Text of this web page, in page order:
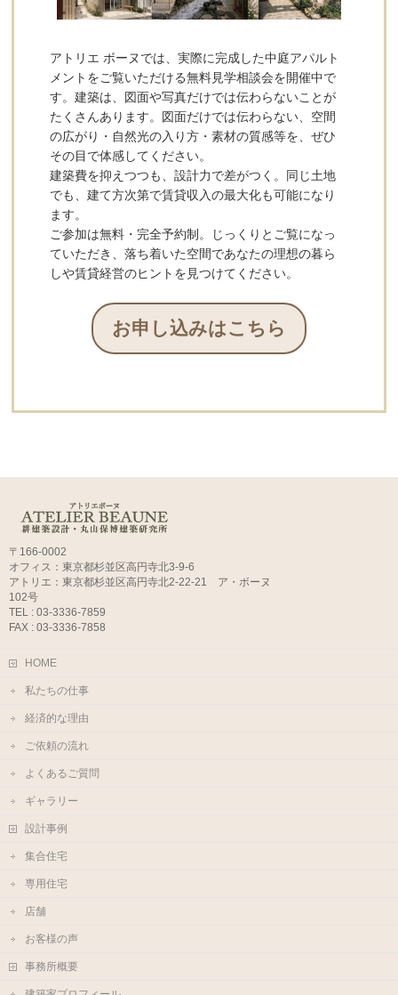
アトリエ ボーヌでは、実際に完成した中庭アパルト
メントをご覧いただける無料見学相談会を開催中で
す。建築は、図面や写真だけでは伝わらないことが
たくさんあります。図面だけでは伝わらない、空間
の広がり・自然光の入り方・素材の質感等を、ぜひ
その目で体感してください。
建築費を抑えつつも、設計力で差がつく。同じ土地
でも、建て方次第で賃貸収入の最大化も可能になり
ます。
ご参加は無料・完全予約制。じっくりとご覧になっ
ていただき、落ち着いた空間であなたの理想の暮ら
しや賃貸経営のヒントを見つけてください。
お申し込みはこちら
〒166-0002
オフィス：東京都杉並区高円寺北3-9-6
アトリエ：東京都杉並区高円寺北2-22-21 ア・ボーヌ
102号
TEL : 03-3336-7859
FAX : 03-3336-7858
HOME
私たちの仕事
経済的な理由
ご依頼の流れ
よくあるご質問
ギャラリー
設計事例
集合住宅
専用住宅
店舗
お客様の声
事務所概要